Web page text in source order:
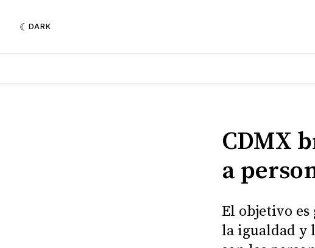
DARK
CDMX
a
El objetivo
la igualdad y